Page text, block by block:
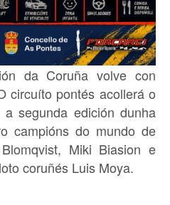
da Coruña volve con
circuíto pontés acollerá o
segunda edición dunha
campións do mundo de
Miki Biasion e
coruñés Luis Moya.